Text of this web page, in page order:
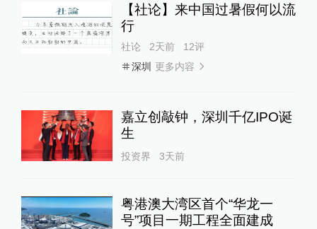
【社论】来中国过暑假何以流
行
社论 2天前 12评
深圳
更多内容
嘉立创敲钟，深圳千亿IPO诞
生
投资界 3天前
粤港澳大湾区首个“华龙一
号”项目一期工程全面建成